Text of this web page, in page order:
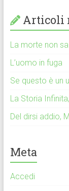
Articoli
La morte non
L’uomo in fuga
Se questo è un
La Storia
Del dirsi addio,
Meta
Accedi